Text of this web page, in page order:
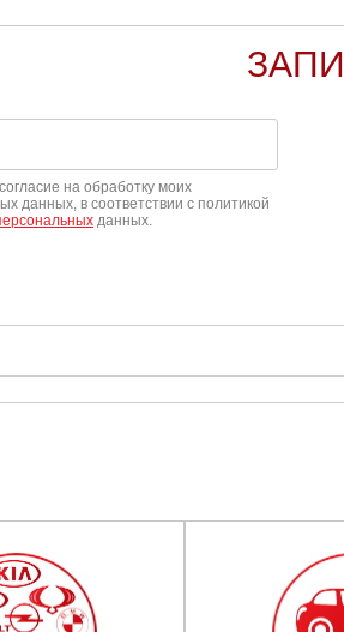
на обработку моих
данных, в соответствии с политикой
данных.